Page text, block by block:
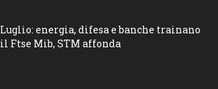
Luglio: energia, difesa e banche trainano
il Ftse Mib, STM affonda